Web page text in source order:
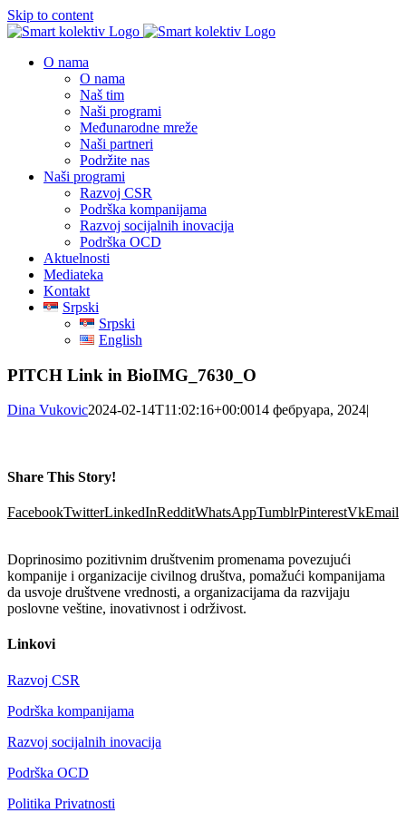
Skip to content
O nama
O nama
Naš tim
Naši programi
Međunarodne mreže
Naši partneri
Podržite nas
Naši programi
Razvoj CSR
Podrška kompanijama
Razvoj socijalnih inovacija
Podrška OCD
Aktuelnosti
Mediateka
Kontakt
Srpski
Srpski
English
PITCH Link in BioIMG_7630_O
Dina Vukovic2024-02-14T11:02:16+00:0014 фебруара, 2024|
Share This Story!
FacebookTwitterLinkedInRedditWhatsAppTumblrPinterestVkEmail
Doprinosimo pozitivnim društvenim promenama povezujući
kompanije i organizacije civilnog društva, pomažući kompanijama
da usvoje društvene vrednosti, a organizacijama da razvijaju
poslovne veštine, inovativnost i održivost.
Linkovi
Razvoj CSR
Podrška kompanijama
Razvoj socijalnih inovacija
Podrška OCD
Politika Privatnosti